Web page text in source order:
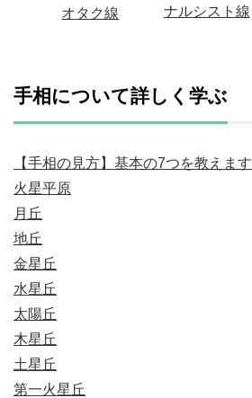
オタク線 ナルシスト線
手相について詳しく学ぶ
【手相の見方】基本の7つを教えます
火星平原
月丘
地丘
金星丘
水星丘
太陽丘
木星丘
土星丘
第一火星丘